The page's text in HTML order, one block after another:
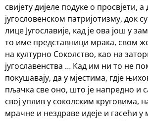
свијету дијеле подуке о просвјети,
југословенском патријотизму, док
лице Југославије, кад је ова још у
то име представници мрака, свом
на културно Соколство, као на
југославенства … Кад им ни то не
покушавају, да у мјестима, гдје
пљачка све оно, што је напредно и
свој уплив у соколским круговима,
мрачне и нездраве идеје и гасећи